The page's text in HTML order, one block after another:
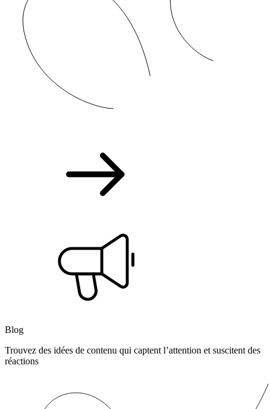
Blog
Trouvez des idées de contenu qui captent l’attention et suscitent des
réactions